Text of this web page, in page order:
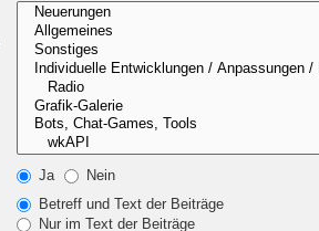
Ja
Nein
Betreff und Text der Beiträge
Nur im Text der Beiträge